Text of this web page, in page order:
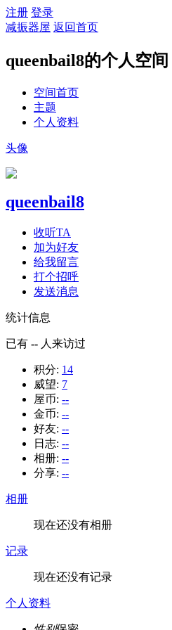
注册 登录
减振器屋 返回首页
queenbail8的个人空间
空间首页
主题
个人资料
头像
queenbail8
收听TA
加为好友
给我留言
打个招呼
发送消息
统计信息
已有 -- 人来访过
积分: 14
威望: 7
屋币: --
金币: --
好友: --
日志: --
相册: --
分享: --
相册
现在还没有相册
记录
现在还没有记录
个人资料